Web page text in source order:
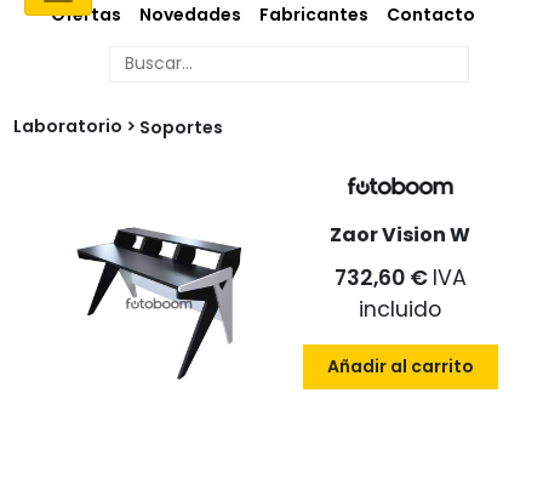
Ofertas Novedades Fabricantes Contacto
Laboratorio Soportes
Zaor Vision W
732,60 € IVA
incluido
Añadir al carrito